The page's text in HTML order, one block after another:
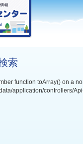
索
function toArray() on a
application/controllers/